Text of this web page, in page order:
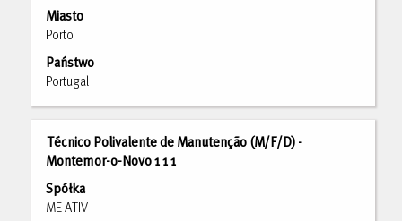
Miasto
Porto
Państwo
Portugal
wyświetlić
pełną
treść
danych
oferty
pracy.
Tytuł
Técnico Polivalente de Manutenção (M/F/D) -
Montemor-o-Novo 1 1 1
Spółka
ME ATIV
Zaznacz
za
pomocą
spacji,